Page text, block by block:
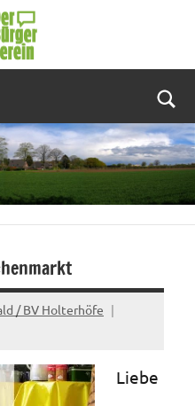
/ BV Holterhöfe
Liebe